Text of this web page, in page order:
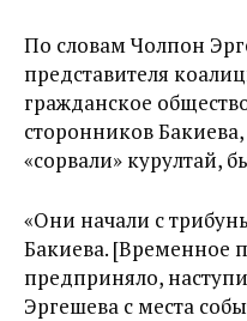
По словам Чолпон
представителя
гражданское
сторонников
«сорвали» курултай,
«Они начали с
Бакиева. [Временное
предприняло,
Эргешева с места